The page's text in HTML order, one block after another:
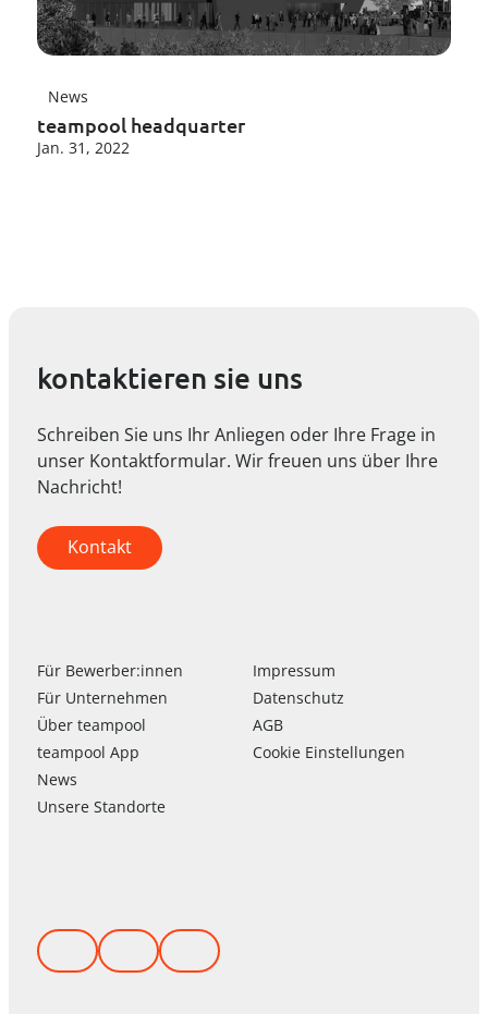
News
teampool headquarter
Jan. 31, 2022
kontaktieren sie uns
Schreiben Sie uns Ihr Anliegen oder Ihre Frage in
unser Kontaktformular. Wir freuen uns über Ihre
Nachricht!
Kontakt
Für Bewerber:innen
Für Unternehmen
Überteampool
teampool App
News
Unsere Standorte
Impressum
Datenschutz
AGB
Cookie Einstellungen